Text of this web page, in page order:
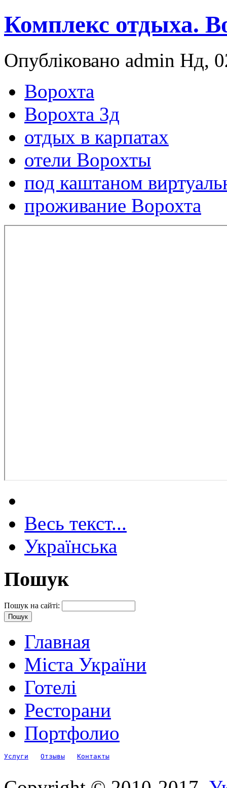
Комплекс отдыха.
Опубліковано admin Нд,
Ворохта
Ворохта 3д
отдых в карпатах
отели Ворохты
под каштаном
проживание Ворохта
Весь текст...
Українська
Пошук
Пошук на сайті:
Главная
Міста України
Готелі
Ресторани
Портфолио
Услуги Отзывы Контакты